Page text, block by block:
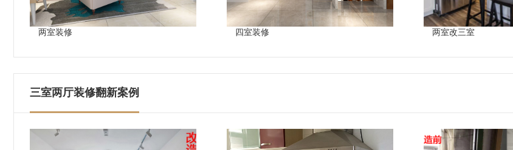
两室装修 四室装修 两室改三室
三室两厅装修翻新案例